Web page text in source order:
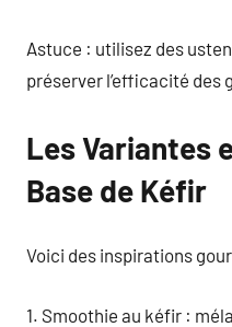
Astuce : utilisez des
préserver l’efficacité des
Les Variantes
Base de Kéfir
Voici des inspirations
1. Smoothie au kéfir :